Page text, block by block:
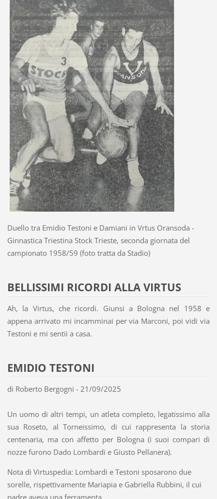
Duello tra Emidio Testoni e Damiani in Vrtus Oransoda -
Ginnastica Triestina Stock Trieste, seconda giornata del
campionato 1958/59 (foto tratta da Stadio)
BELLISSIMI RICORDI ALLA VIRTUS
Ah, la Virtus, che ricordi. Giunsi a Bologna nel 1958 e
appena arrivato mi incamminai per via Marconi, poi vidi via
Testoni e mi sentii a casa.
EMIDIO TESTONI
di Roberto Bergogni - 21/09/2025
Un uomo di altri tempi, un atleta completo, legatissimo alla
sua Roseto, al Torneissimo, di cui rappresenta la storia
centenaria, ma con affetto per Bologna (i suoi compari di
nozze furono Dado Lombardi e Giusto Pellanera).
Nota di Virtuspedia: Lombardi e Testoni sposarono due
sorelle, rispettivamente Mariapia e Gabriella Rubbini, il cui
padre aveva una ferramenta.